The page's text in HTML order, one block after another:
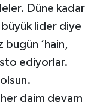
Düne kadar
lider diye
bugün ‘hain,
ediyorlar.
daim devam